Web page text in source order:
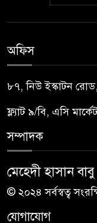
অফিস
৮৭, নিউ ইস্কাটন
ফ্ল্যাট ৯/বি, এসি
সম্পাদক
মেহেদী হাসান বাবু
© ২০২৪ সর্বস্বত্ব
যোগাযোগ